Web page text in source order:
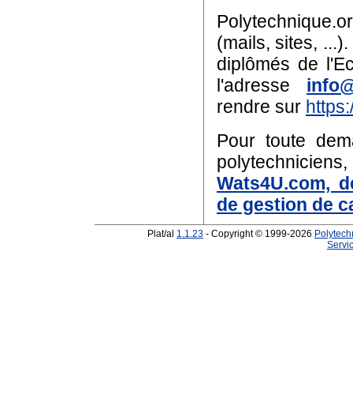
(mails, sites,
diplômés de
l'adresse
rendre sur
Pour toute
Wats4U.com,
de gestion de
Plat/al 1.1.23 - Copyright © 1999-2026